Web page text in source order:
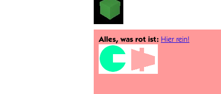
Alles, was rot ist: Hier rein!